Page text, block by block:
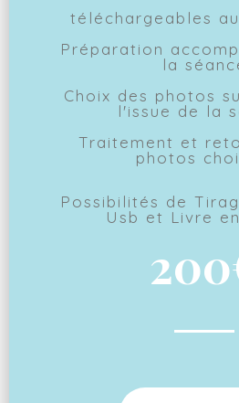
téléchargeables
Préparation
la
Choix des photos
l'issue de la
Traitement et
photos
Possibilités de
Usb et Livre